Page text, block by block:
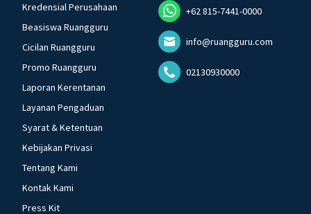
Kredensial Perusahaan
Beasiswa Ruangguru
Cicilan Ruangguru
Promo Ruangguru
Laporan Kerentanan
Layanan Pengaduan
Syarat & Ketentuan
Kebijakan Privasi
Tentang Kami
Kontak Kami
Press Kit
+62 815-7441-0000
info@ruangguru.com
02130930000